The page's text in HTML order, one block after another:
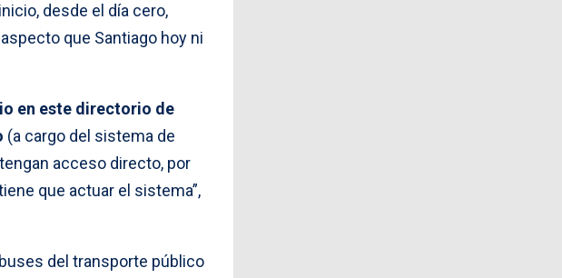
desde el día cero,
que Santiago hoy ni
en este directorio de
(a cargo del sistema de
acceso directo, por
que actuar el sistema”,
del transporte público